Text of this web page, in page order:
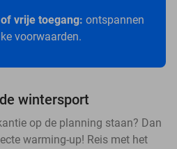
vrije toegang: ontspannen
voorwaarden.
wintersport
op de planning staan? Dan
warming-up! Reis met het